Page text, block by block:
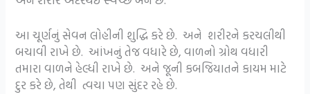
આ ચૂર્ણનું સેવન લોહીની શુદ્ધિ કરે છે. અને શરીરને કરચલીથી
બચાવી રાખે છે. આંખનું તેજ વધારે છે, વાળનો ગ્રોથ વધારી
તમારા વાળને હેલ્ધી રાખે છે. અને જૂની કબજિયાતને કાયમ માટે
દુર કરે છે, તેથી ત્વચા પણ સુંદર રહે છે.